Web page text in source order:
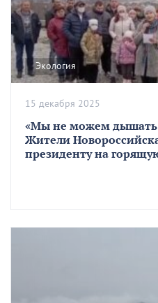
Экология
«Мы не можем
Жители
президенту на
15 декабря 2025